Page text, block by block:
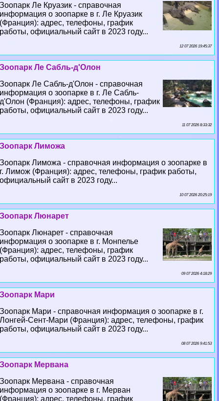
Зоопарк Ле Круазик - справочная
информация о зоопарке в г. Ле Круазик
(Франция): адрес, телефоны, график
работы, официальный сайт в 2023 году...
12 07 2026 19:45:37
Зоопарк Ле Сабль-д'Олон
Зоопарк Ле Сабль-д'Олон - справочная
информация о зоопарке в г. Ле Сабль-
д'Олон (Франция): адрес, телефоны, график
работы, официальный сайт в 2023 году...
11 07 2026 8:33:32
Зоопарк Лиможа
Зоопарк Лиможа - справочная информация о зоопарке в
г. Лимож (Франция): адрес, телефоны, график работы,
официальный сайт в 2023 году...
10 07 2026 20:25:19
Зоопарк Люнарет
Зоопарк Люнарет - справочная
информация о зоопарке в г. Монпелье
(Франция): адрес, телефоны, график
работы, официальный сайт в 2023 году...
09 07 2026 4:18:29
Зоопарк Мари
Зоопарк Мари - справочная информация о зоопарке в г.
Лонгeй-Сент-Мари (Франция): адрес, телефоны, график
работы, официальный сайт в 2023 году...
08 07 2026 9:41:53
Зоопарк Мервана
Зоопарк Мервана - справочная
информация о зоопарке в г. Мерван
(Франция): адрес, телефоны, график